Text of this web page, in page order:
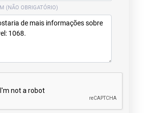
(NÃO OBRIGATÓRIO)